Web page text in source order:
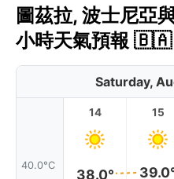
圖茲拉, 波士尼亞
小時天氣預報 🇧🇦
Saturday,
40.0°C
14
38.0°
15